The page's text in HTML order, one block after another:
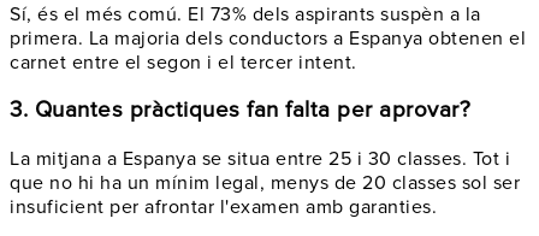
Sí, és el més comú. El 73% dels aspirants suspèn a la
primera. La majoria dels conductors a Espanya obtenen el
carnet entre el segon i el tercer intent.
3. Quantes pràctiques fan falta per aprovar?
La mitjana a Espanya se situa entre 25 i 30 classes. Tot i
que no hi ha un mínim legal, menys de 20 classes sol ser
insuficient per afrontar l'examen amb garanties.